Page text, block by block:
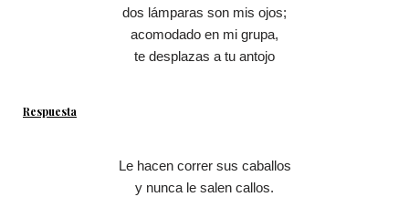
dos lámparas son mis ojos;
acomodado en mi grupa,
te desplazas a tu antojo
Respuesta
Le hacen correr sus caballos
y nunca le salen callos.